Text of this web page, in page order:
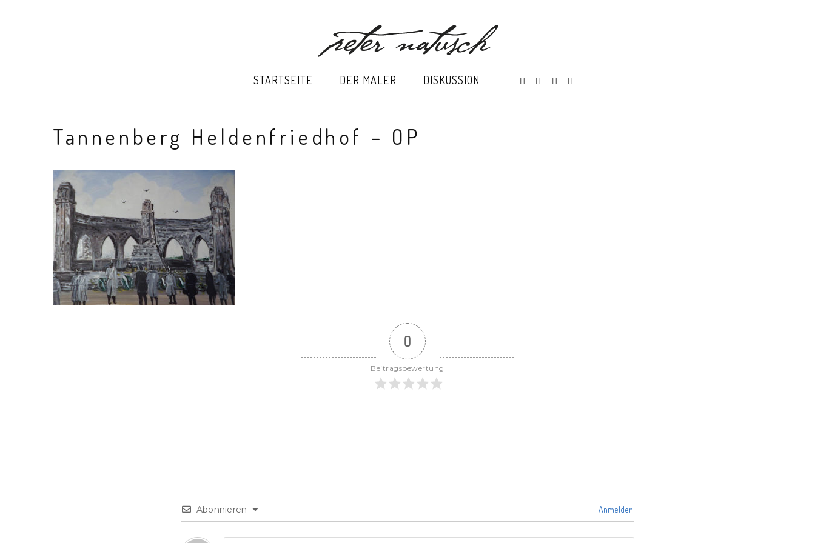
STARTSEITE DER MALER DISKUSSION
Tannenberg Heldenfriedhof – OP
0
Beitragsbewertung
Abonnieren Anmelden